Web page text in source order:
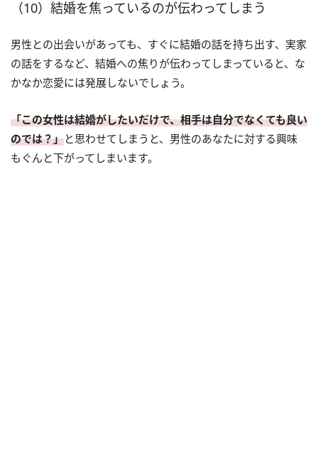
（10）結婚を焦っているのが伝わってしまう
男性との出会いがあっても、すぐに結婚の話を持ち出す、実家
の話をするなど、結婚への焦りが伝わってしまっていると、な
かなか恋愛には発展しないでしょう。
「この女性は結婚がしたいだけで、相手は自分でなくても良い
のでは？」と思わせてしまうと、男性のあなたに対する興味
もぐんと下がってしまいます。